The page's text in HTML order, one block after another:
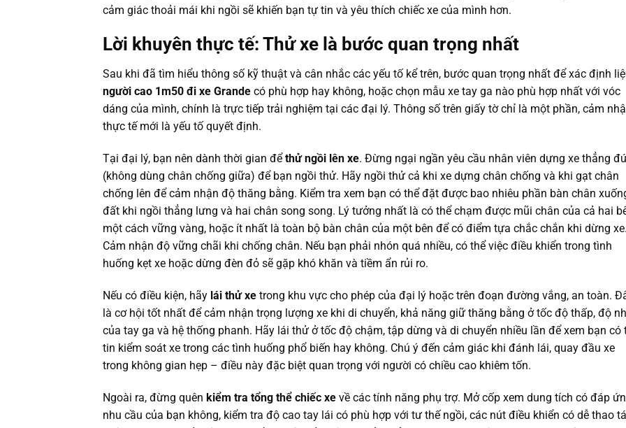
cảm giác thoải mái khi ngồi sẽ khiến bạn tự tin và yêu thích chiếc xe của mình hơn.
Lời khuyên thực tế: Thử xe là bước quan trọng nhất
Sau khi đã tìm hiểu thông số kỹ thuật và cân nhắc các yếu tố kể trên, bước quan trọng nhất để xác định
người cao 1m50 đi xe Grande có phù hợp hay không, hoặc chọn mẫu xe tay ga nào phù hợp nhất với vóc
dáng của mình, chính là trực tiếp trải nghiệm tại các đại lý. Thông số trên giấy tờ chỉ là một phần, cảm
thực tế mới là yếu tố quyết định.
Tại đại lý, bạn nên dành thời gian đểthử ngồi lên xe. Đừng ngại ngần yêu cầu nhân viên dựng xe thẳng
(không dùng chân chống giữa) để bạn ngồi thử. Hãy ngồi thử cả khi xe dựng chân chống và khi gạt chân
chống lên để cảm nhận độ thăng bằng. Kiểm tra xem bạn có thể đặt được bao nhiêu phần bàn chân
đất khi ngồi thẳng lưng và hai chân song song. Lý tưởng nhất là có thể chạm được mũi chân của cả hai
một cách vững vàng, hoặc ít nhất là toàn bộ bàn chân của một bên để có điểm tựa chắc chắn khi dừng xe.
Cảm nhận độ vững chãi khi chống chân. Nếu bạn phải nhón quá nhiều, có thể việc điều khiển trong tình
huống kẹt xe hoặc dừng đèn đỏ sẽ gặp khó khăn và tiềm ẩn rủi ro.
Nếu có điều kiện, hãy lái thử xe trong khu vực cho phép của đại lý hoặc trên đoạn đường vắng, an toàn.
là cơ hội tốt nhất để cảm nhận trọng lượng xe khi di chuyển, khả năng giữ thăng bằng ở tốc độ thấp, độ
của tay ga và hệ thống phanh. Hãy lái thử ở tốc độ chậm, tập dừng và di chuyển nhiều lần để xem bạn có
tin kiểm soát xe trong các tình huống phổ biến hay không. Chú ý đến cảm giác khi đánh lái, quay đầu xe
trong không gian hẹp – điều này đặc biệt quan trọng với người có chiều cao khiêm tốn.
Ngoài ra, đừng quên kiểm tra tổng thể chiếc xe về các tính năng phụ trợ. Mở cốp xem dung tích có đáp
nhu cầu của bạn không, kiểm tra độ cao tay lái có phù hợp với tư thế ngồi, các nút điều khiển có dễ thao